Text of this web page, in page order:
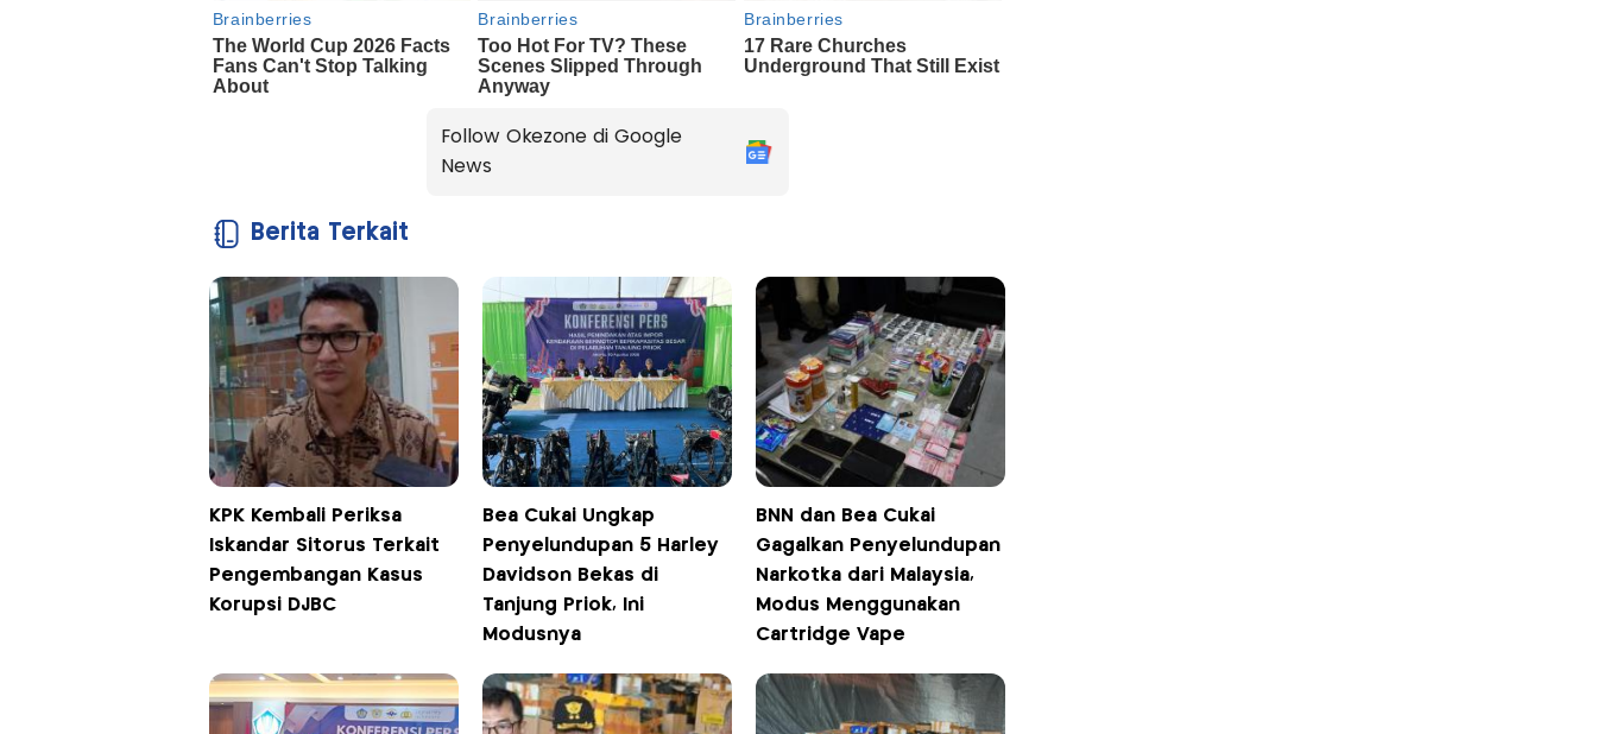
Follow Okezone di Google
News
Berita Terkait
KPK Kembali Periksa
Iskandar Sitorus Terkait
Pengembangan Kasus
Korupsi DJBC
Bea Cukai Ungkap
Penyelundupan 5 Harley
Davidson Bekas di
Tanjung Priok, Ini
Modusnya
BNN dan Bea Cukai
Gagalkan Penyelundupan
Narkotka dari Malaysia,
Modus Menggunakan
Cartridge Vape